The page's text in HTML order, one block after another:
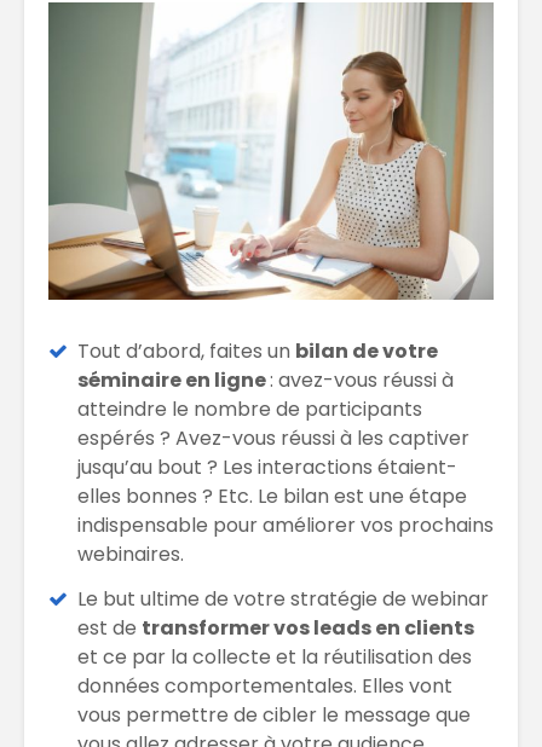
Tout d’abord, faites un bilan de votre
séminaire en ligne: avez-vous réussi à
atteindre le nombre de participants
espérés ? Avez-vous réussi à les captiver
jusqu’au bout ? Les interactions étaient-
elles bonnes ? Etc. Le bilan est une étape
indispensable pour améliorer vos prochains
webinaires.
Le but ultime de votre stratégie de webinar
est de transformer vos leads en clients
et ce par la collecte et la réutilisation des
données comportementales. Elles vont
vous permettre de cibler le message que